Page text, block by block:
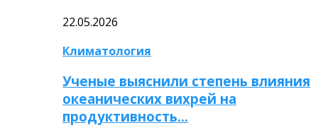
22.05.2026
Климатология
Ученые выяснили степень влияния
океанических вихрей на
продуктивность…